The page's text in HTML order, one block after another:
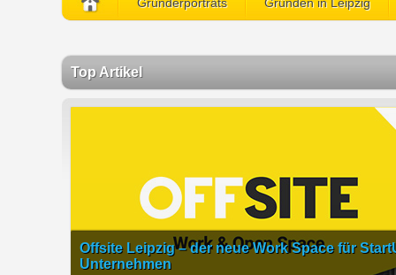
Top Artikel
Offsite Leipzig – der neue Work Space für
Unternehmen